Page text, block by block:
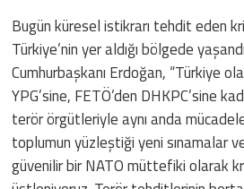
Bugün küresel istikrarı tehdit eden
Türkiye’nin yer aldığı bölgede
Cumhurbaşkanı Erdoğan, “Türkiye
YPG’sine, FETÖ’den DHKPC’sine
terör örgütleriyle aynı anda
toplumun yüzleştiği yeni sınamalar
güvenilir bir NATO müttefiki olarak